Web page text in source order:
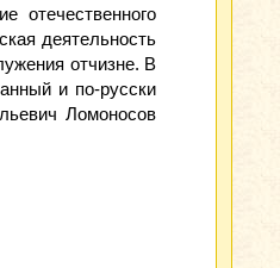
отечественного
деятельность
отчизне. В
и по-русски
Ломоносов